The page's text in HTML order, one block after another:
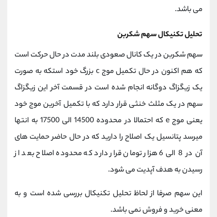
می باشد.
تحلیل تکنیکال سهم شکربن
سهم شکربن در یک کانال صعودی بلند مدت در حال حرکت است
که هم اکنون در حال تکمیل موج c بزرگ خود استکه به صورت
یک زیگزاگ دوگانه انجام شده است در قسمت آخر این زیگزاگ
سهم در یک مثلث خنثی قرار دارد که با تکمیل آخرین موج خود
یعنی موج e که احتمالا در محدوده 14500 الی 17500 به انتها
میرسد پتانسیل یک اصلاح را دارید که در حال حاضر حمایت های
آن در 8 الی 6 هزار تومان قرار دارد که محدوده اصلاح بعد از
رسیدن به هدف آپدیت می شود.
این سهم صرفا از لحاظ تحلیل تکنیکال بررسی شده است و به
معنی خرید و فروش نمی باشد.